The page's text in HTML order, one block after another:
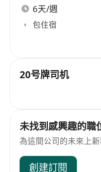
6天/週
包住宿
20号牌司机
未找到感興趣的職
為這間公司的未來上
創建訂閱